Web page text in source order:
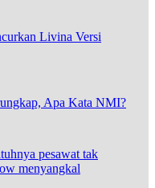
Livina Versi
Apa Kata NMI?
pesawat tak
menyangkal